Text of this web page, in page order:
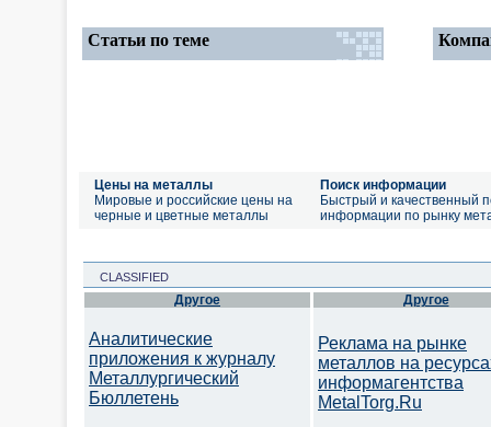
Статьи по теме
Цены на металлы
Мировые и российские цены на
черные и цветные металлы
Поиск информации
Быстрый и качественный
информации по рынку
CLASSIFIED
Другое
Аналитические
приложения к журналу
Металлургический
Бюллетень
Другое
Реклама на рынке
металлов на
информагентства
MetalTorg.Ru